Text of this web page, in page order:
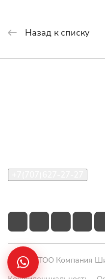
Назад к списку
© 2026 ТОО Компания